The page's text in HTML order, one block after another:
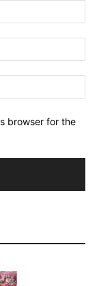
browser for the